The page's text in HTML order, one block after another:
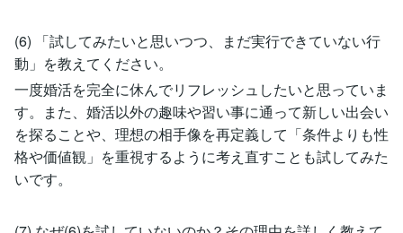
(6) 「試してみたいと思いつつ、まだ実行できていない行
動」を教えてください。
一度婚活を完全に休んでリフレッシュしたいと思っていま
す。また、婚活以外の趣味や習い事に通って新しい出会い
を探ることや、理想の相手像を再定義して「条件よりも性
格や価値観」を重視するように考え直すことも試してみた
いです。